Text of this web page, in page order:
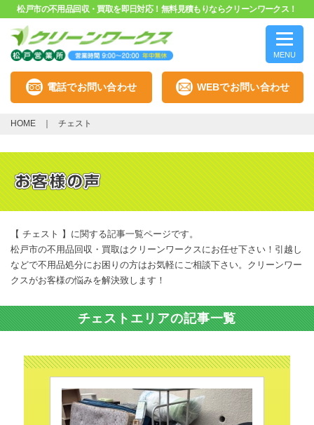
松戸市の不用品回収・買取を即日対応！無料見積もりならクリーンワークス！
MENU
電話でお問い合わせ WEBでお問い合わせ
HOME チェスト
【 チェスト 】に関する記事一覧ページです。
松戸市の不用品回収・買取はクリーンワークスにお任せ下さい！引越し
などで不用品処分にお困りの方はお気軽にご相談下さい。クリーンワー
クスがお客様の悩みを解決致します！
チェストエリアの記事一覧